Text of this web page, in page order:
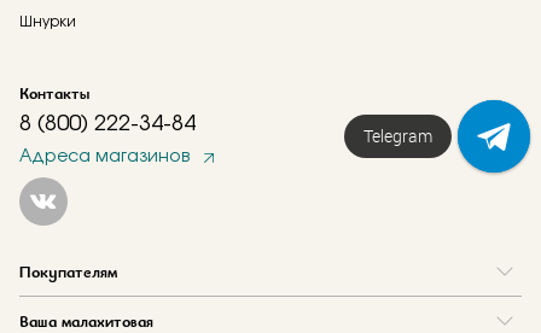
Шнурки
Контакты
8 (800) 222-34-84
Адреса магазинов
Покупателям
Ваша малахитовая
Telegram